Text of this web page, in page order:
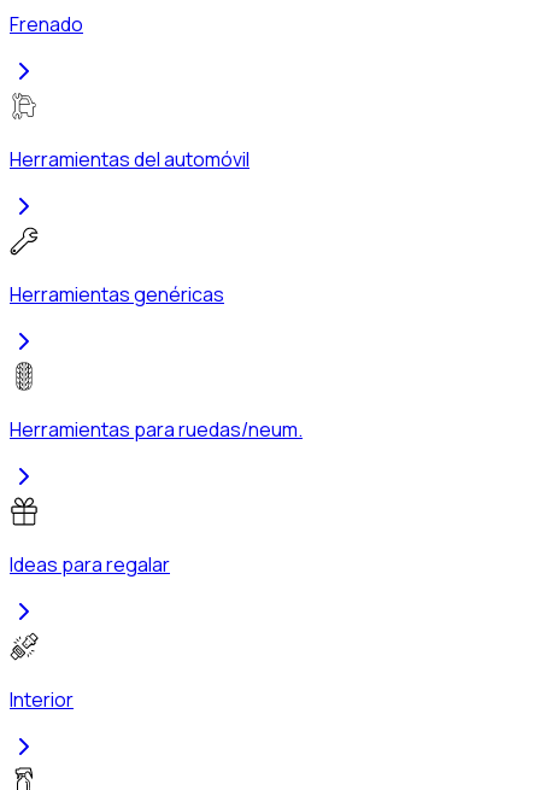
Frenado
Herramientas del automóvil
Herramientas genéricas
Herramientas para ruedas/neum.
Ideas para regalar
Interior